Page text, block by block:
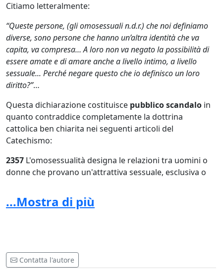
Citiamo letteralmente:
“Queste persone, (gli omosessuali n.d.r.) che noi definiamo
diverse, sono persone che hanno un’altra identità che va
capita, va compresa… A loro non va negato la possibilità di
essere amate e di amare anche a livello intimo, a livello
sessuale... Perché negare questo che io definisco un loro
diritto?”…
Questa dichiarazione costituisce pubblico scandalo in
quanto contraddice completamente la dottrina
cattolica ben chiarita nei seguenti articoli del
Catechismo:
2357 L'omosessualità designa le relazioni tra uomini o
donne che provano un'attrattiva sessuale, esclusiva o
manifesta in forme molto varie lungo i secoli e nelle
differenti culture. La sua genesi psichica rimane in gran
che « gli atti di omosessualità sono intrinsecamente
disordinati ». 239 Sono contrari alla legge naturale.
...Mostra di più
Contatta l'autore